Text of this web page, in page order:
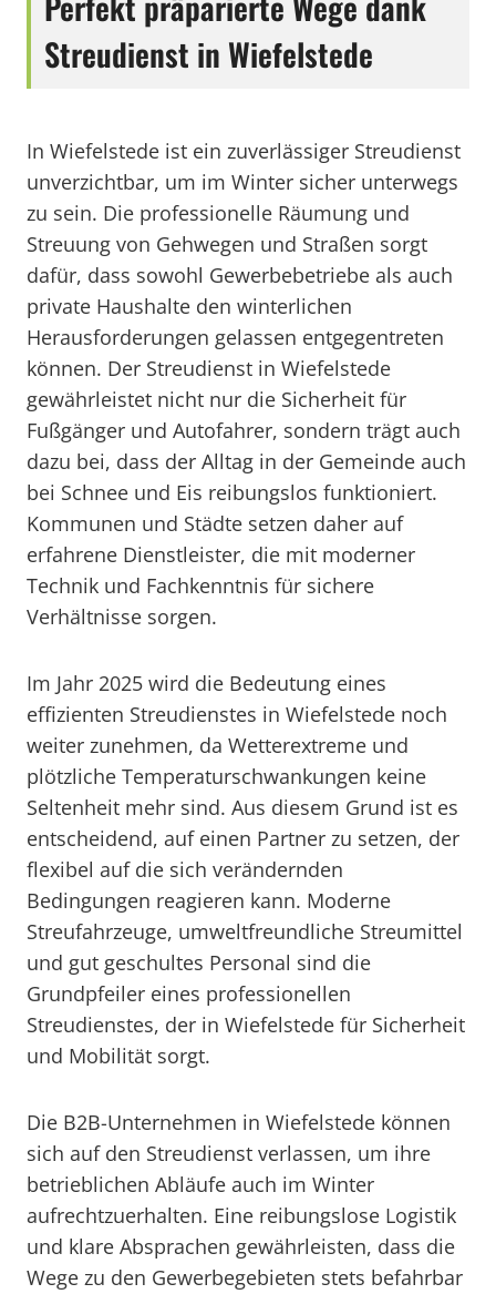
Streudienst in Wiefelstede
In Wiefelstede ist ein zuverlässiger Streudienst
unverzichtbar, um im Winter sicher unterwegs
zu sein. Die professionelle Räumung und
Streuung von Gehwegen und Straßen sorgt
dafür, dass sowohl Gewerbebetriebe als auch
private Haushalte den winterlichen
Herausforderungen gelassen entgegentreten
können. Der Streudienst in Wiefelstede
gewährleistet nicht nur die Sicherheit für
Fußgänger und Autofahrer, sondern trägt auch
dazu bei, dass der Alltag in der Gemeinde auch
bei Schnee und Eis reibungslos funktioniert.
Kommunen und Städte setzen daher auf
erfahrene Dienstleister, die mit moderner
Technik und Fachkenntnis für sichere
Verhältnisse sorgen.
Im Jahr 2025 wird die Bedeutung eines
effizienten Streudienstes in Wiefelstede noch
weiter zunehmen, da Wetterextreme und
plötzliche Temperaturschwankungen keine
Seltenheit mehr sind. Aus diesem Grund ist es
entscheidend, auf einen Partner zu setzen, der
flexibel auf die sich verändernden
Bedingungen reagieren kann. Moderne
Streufahrzeuge, umweltfreundliche Streumittel
und gut geschultes Personal sind die
Grundpfeiler eines professionellen
Streudienstes, der in Wiefelstede für Sicherheit
und Mobilität sorgt.
Die B2B-Unternehmen in Wiefelstede können
sich auf den Streudienst verlassen, um ihre
betrieblichen Abläufe auch im Winter
aufrechtzuerhalten. Eine reibungslose Logistik
und klare Absprachen gewährleisten, dass die
Wege zu den Gewerbegebieten stets befahrbar